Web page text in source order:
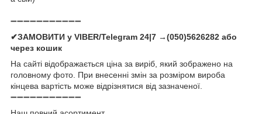
➖➖➖➖➖➖➖➖➖➖➖
✔ЗАМОВИТИ у VIBER/Telegram 24|7 →(050)5626282 або
через кошик
На сайті відображається ціна за виріб, який зображено на
головному фото. При внесенні змін за розміром вироба
кінцева вартість може відрізнятися від зазначеної.
➖➖➖➖➖➖➖➖➖➖➖